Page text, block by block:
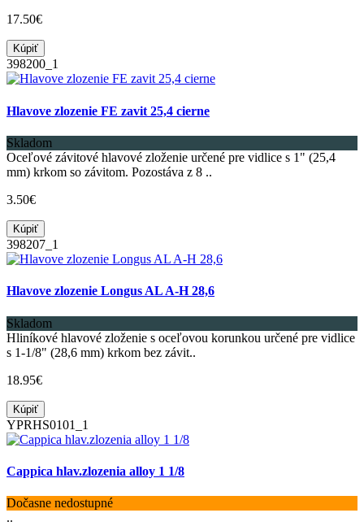
17.50€
Kúpiť
398200_1
Hlavove zlozenie FE zavit 25,4 cierne
Skladom
Oceľové závitové hlavové zloženie určené pre vidlice s 1" (25,4
mm) krkom so závitom. Pozostáva z 8 ..
3.50€
Kúpiť
398207_1
Hlavove zlozenie Longus AL A-H 28,6
Skladom
Hliníkové hlavové zloženie s oceľovou korunkou určené pre vidlice
s 1-1/8" (28,6 mm) krkom bez závit..
18.95€
Kúpiť
YPRHS0101_1
Cappica hlav.zlozenia alloy 1 1/8
Dočasne nedostupné
..